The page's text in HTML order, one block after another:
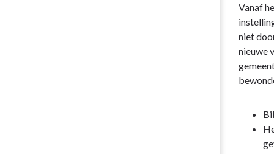
deze
Vanaf
niet
nieuwe